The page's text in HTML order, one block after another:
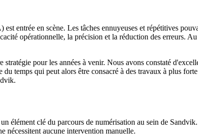
entrée en scène. Les tâches ennuyeuses et répétitives
opérationnelle, la précision et la réduction des erreurs.
pour les années à venir. Nous avons constaté
temps qui peut alors être consacré à des travaux à plus
élément clé du parcours de numérisation au sein de
nécessitent aucune intervention manuelle.